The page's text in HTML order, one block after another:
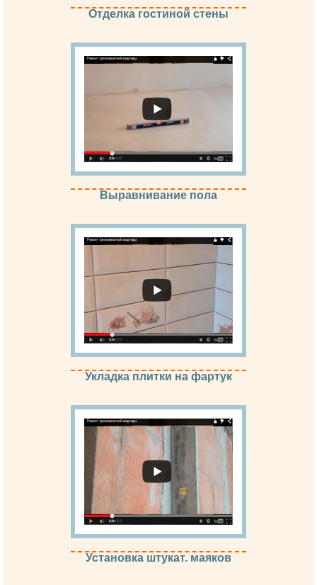
Отделка гостиной стены
Выравнивание пола
Укладка плитки на фартук
Установка штукат. маяков